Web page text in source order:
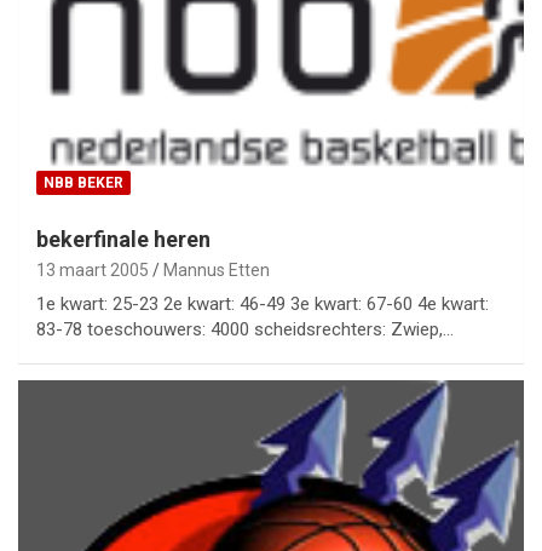
NBB BEKER
bekerfinale heren
13 maart 2005 Mannus Etten
1e kwart: 25-23 2e kwart: 46-49 3e kwart: 67-60 4e kwart:
83-78 toeschouwers: 4000 scheidsrechters: Zwiep,…